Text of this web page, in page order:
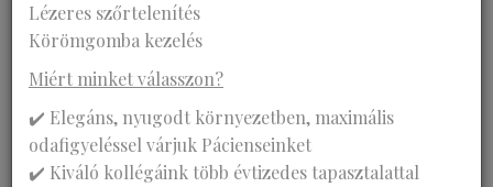
BŐRFIATALÍTÁS-
REJUVENÁCIÓ
Csúcstechnológia a plasztikai sebész szakértelmével:
Lézeres szőrtelenítés
Körömgomba kezelés
Miért minket válasszon?
✔️ Elegáns, nyugodt környezetben, maximális
odafigyeléssel várjuk Pácienseinket
✔️ Kiváló kollégáink több évtizedes tapasztalattal